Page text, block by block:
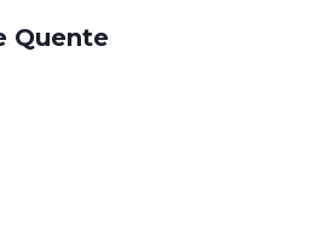
Quente